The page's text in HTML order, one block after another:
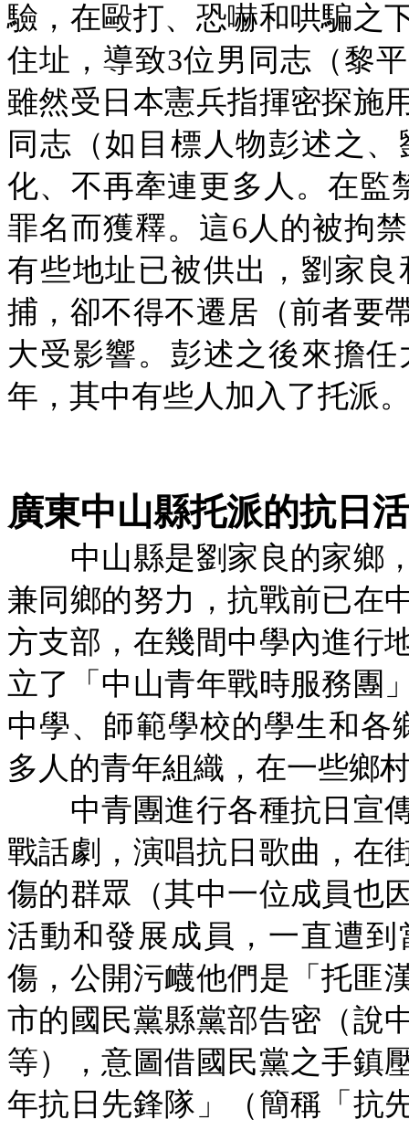
驗，在毆打、恐嚇和哄騙之
住址，導致3位男同志（黎
雖然受日本憲兵指揮密探施
同志（如目標人物彭述之
化、不再牽連更多人。在監
罪名而獲釋。這6人的被拘
有些地址已被供出，劉家
捕，卻不得不遷居（前者要
大受影響。彭述之後來擔
年，其中有些人加入了托派
廣東中山縣托派的抗日
中山縣是劉家良的家鄉，
兼同鄉的努力，抗戰前已在
方支部，在幾間中學內進行
立了「中山青年戰時服務團
中學、師範學校的學生和各
多人的青年組織，在一些鄉
中青團進行各種抗日宣傳
戰話劇，演唱抗日歌曲，在
傷的群眾（其中一位成員也
活動和發展成員，一直遭
傷，公開污衊他們是「托匪
市的國民黨縣黨部告密（說
等），意圖借國民黨之手鎮
年抗日先鋒隊」（簡稱「抗